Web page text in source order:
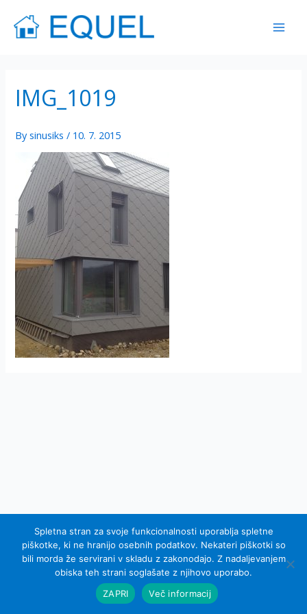
content
IMG_1019
Bysinusiks/ 10. 7. 2015
© 2007 - 2015 Equel d.o.o.; vse pravice pridržane
Izdelava spletnih strani Sinus IKS
Spletna stran za svoje funkcionalnosti uporablja spletne
piškotke, ki ne hranijo osebnih podatkov. Nekateri piškotki so
bili morda že servirani v skladu z zakonodajo. Z nadaljevanjem
obiska teh strani soglašate z njihovo uporabo.
ZAPRI
Več informacij